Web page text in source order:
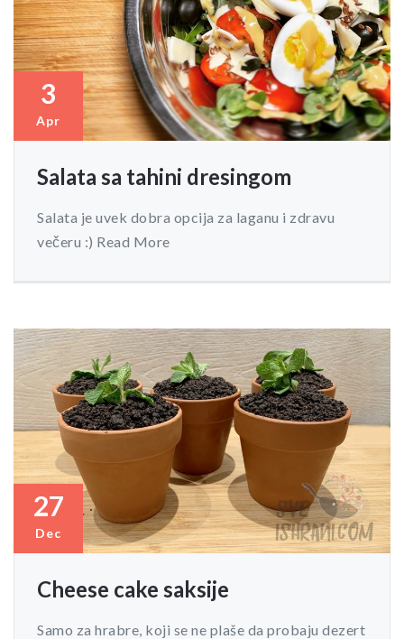
3
Apr
Salata sa tahini dresingom
Salata je uvek dobra opcija za laganu i zdravu
večeru :) Read More
27
Dec
Cheese cake saksije
Samo za hrabre, koji se ne plaše da probaju dezert